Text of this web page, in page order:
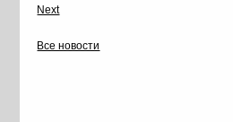
Next
Все новости